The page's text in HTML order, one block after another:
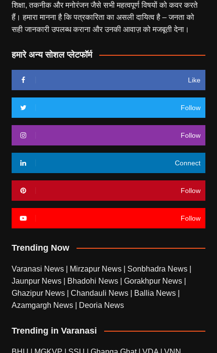
शिक्षा, तकनीक और मनोरंजन जैसे सभी महत्वपूर्ण विषयों को कवर करते
हैं। हमारा मानना है कि पत्रकारिता का असली दायित्व है – जनता को
सही जानकारी उपलब्ध कराना और उनकी आवाज़ को मजबूती देना।
हमारे अन्य सोशल प्लेटफॉर्म
Like
Follow
Follow
Connect
Follow
Follow
Trending Now
Varanasi News Mirzapur News Sonbhadra News
Jaunpur News
Bhadohi News Gorakhpur News
Ghazipur News
Chandauli News Ballia News
Azamgargh News
Deoria News
Trending in Varanasi